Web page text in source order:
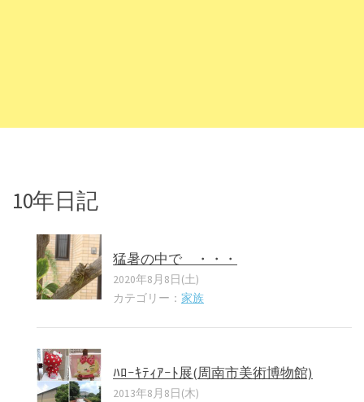
10年日記
猛暑の中で ・・・
2020年8月8日(土)
カテゴリー： 家族
ﾊﾛｰｷﾃｨｱｰﾄ展(周南市美術博物館)
2013年8月8日(木)